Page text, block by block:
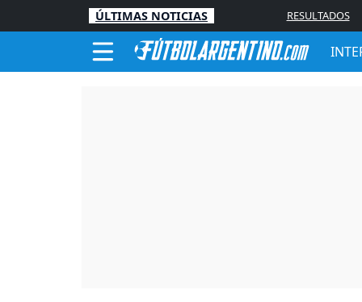
ÚLTIMAS NOTICIAS RESULTADOS